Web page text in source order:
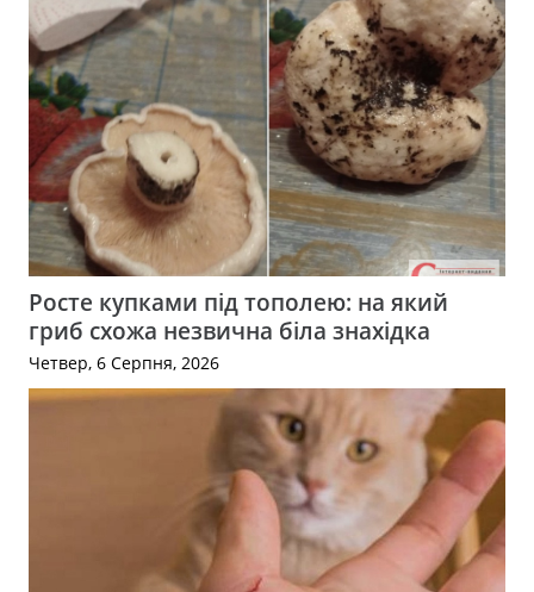
Росте купками під тополею: на який
гриб схожа незвична біла знахідка
Четвер, 6 Серпня, 2026